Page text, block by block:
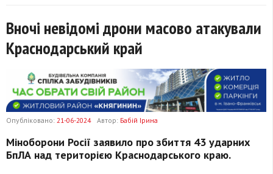
Вночі невідомі дрони масово атакували
Краснодарський край
Опубліковано: 21-06-2024 Автор: Бабій Ірина
Міноборони Росії заявило про збиття 43 ударних
БпЛА над територією Краснодарського краю.